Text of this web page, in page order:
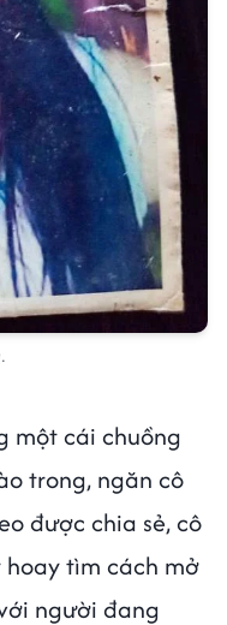
một cái chuồng
trong, ngăn cô
được chia sẻ, cô
tìm cách mở
người đang